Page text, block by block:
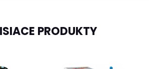
PRODUKTY